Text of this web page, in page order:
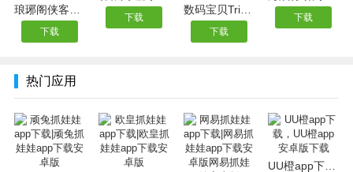
下载
下载
数码宝贝Tri无限钻石版下载|数码宝贝Tri内购破解版下载
下载
下载
热门应用